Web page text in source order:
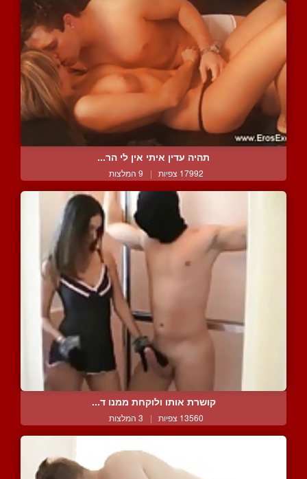
תהיה עדין איתי אין לי הר...
17992 צפיות | 9 המלצות
קושרת אותו ולוקחת ממנו ד...
13560 צפיות | 3 המלצות